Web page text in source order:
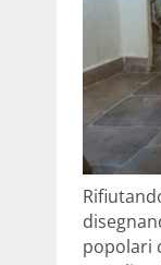
popolari